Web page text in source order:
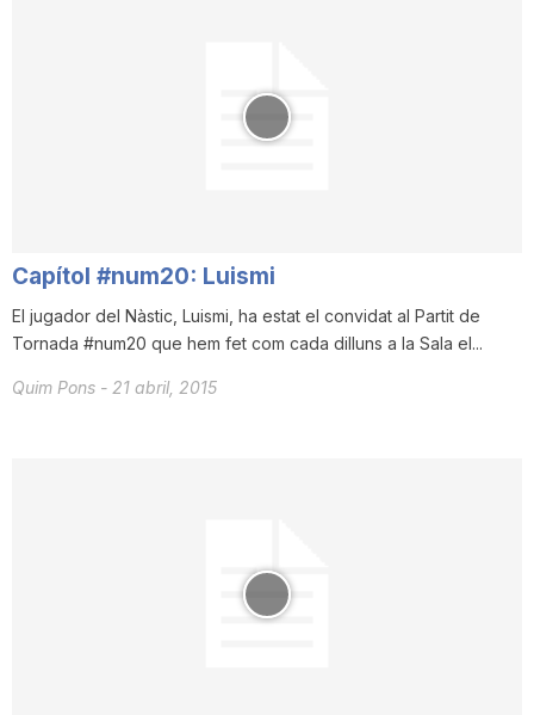
Capítol #num20: Luismi
El jugador del Nàstic, Luismi, ha estat el convidat al Partit de
Tornada #num20 que hem fet com cada dilluns a la Sala el...
Quim Pons - 21 abril, 2015